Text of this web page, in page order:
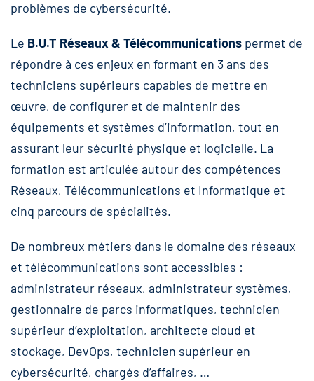
problèmes de cybersécurité.
Le B.U.T Réseaux & Télécommunications permet de
répondre à ces enjeux en formant en 3 ans des
techniciens supérieurs capables de mettre en
œuvre, de configurer et de maintenir des
équipements et systèmes d’information, tout en
assurant leur sécurité physique et logicielle. La
formation est articulée autour des compétences
Réseaux, Télécommunications et Informatique et
cinq parcours de spécialités.
De nombreux métiers dans le domaine des réseaux
et télécommunications sont accessibles :
administrateur réseaux, administrateur systèmes,
gestionnaire de parcs informatiques, technicien
supérieur d’exploitation, architecte cloud et
stockage, DevOps, technicien supérieur en
cybersécurité, chargés d’affaires, …